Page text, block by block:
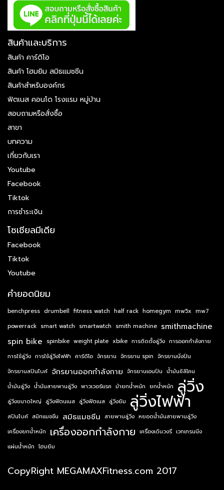
สินค้าและบริการ
สินค้า คาร์ดิโอ
สินค้า โฮมยิม สมิธแมชชีน
สินค้าสำหรับองค์กร
ฟิตเนส คอนโด โรงแรม หมู่บ้าน
สอบถามหรือสั่งซื้อ
สาขา
บทความ
เกี่ยวกับเรา
Youtube
Facebook
Tiktok
การชำระเงิน
โซเชียลมีเดีย
Facebook
Tiktok
Youtube
คำยอดนิยม
benchpress drumbell fitness watch half rack homegym mw5x mw7
powerrack smart watch smartwatch smith machine smithmachine
spin bike spinbike weight plate xbike การติดตั้งลู่วิ่ง การออกกำลังกาย
การใช้ลู่วิ่ง การใช้ลู่วิ่งไฟฟ้า คาร์ดิโอ จักรยาน จักรยาน spin จักรยานนั่งปั่น
จักรยานสปินไบค์ จักรยานออกกำลังกาย จักรยานเอนปั่น น้ำมันซิลิโคน
น้ำมันลู่วิ่ง น้ำมันสายพานลู่วิ่ง พาวเวอร์แรค ม้ายกน้ำหนัก ยกน้ำหนัก ลู่วิ่ง
ลู่วิ่งขนาดใหญ่ ลู่วิ่งฟิตนเนส ลู่วิ่งฟิตเนส ลู่วิ่งยิม ลู่วิ่งไฟฟ้า
สปินไบค์ สมิทแมชชีน สมิธแมชชีน สายพานลู่วิ่ง หยอดน้ำมันสายพานลู่วิ่ง
เครื่องยกน้ำหนัก เครื่องออกกำลังกาย เครื่องเดินวงรี เวทเทรนนิ่ง
แผ่นน้ำหนัก โฮมยิม
CopyRight MEGAMAXFitness.com 2017